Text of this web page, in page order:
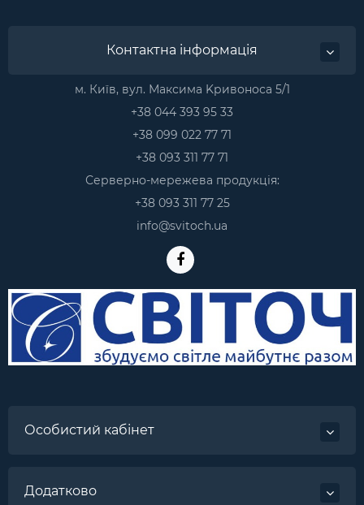
Контактна інформація
м. Київ, вул. Максима Kривоноса 5/1
+38 044 393 95 33
+38 099 022 77 71
+38 093 311 77 71
Серверно-мережева продукція:
+38 093 311 77 25
info@svitoch.ua
Особистий кабінет
Додатково